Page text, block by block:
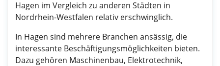
Hagen im Vergleich zu anderen Städten in
Nordrhein-Westfalen relativ erschwinglich.
In Hagen sind mehrere Branchen ansässig, die
interessante Beschäftigungsmöglichkeiten bieten.
Dazu gehören Maschinenbau, Elektrotechnik,